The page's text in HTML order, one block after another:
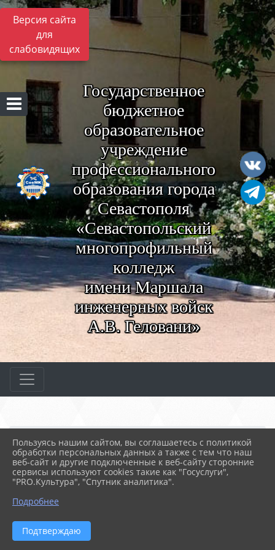
Версия сайта
для
слабовидящих
Государственное
бюджетное
образовательное
учреждение
профессионального
образования города
Севастополя
«Севастопольский
многопрофильный
колледж
имени Маршала
инженерных войск
А.В. Геловани»
Главная МЕРОПРИЯТИЯ
Новости
Профессионалы 2024. На...
01.03.2024 07:11
ПРОФЕССИОНАЛЫ 2024. НАПРАВЛЕНИЕ
"РЕМОНТ И ОБСЛУЖИВАНИЕ ЛЕГКОВЫХ
Пользуясь нашим сайтом, вы соглашаетесь с политикой
обработки персональных данных а также с тем что наш
веб-сайт и другие подключенные к веб-сайту сторонние
сервисы используют cookies такие как "Госуслуги",
"PRO.Культура", "Спутник аналитика".
Подробнее
Подтверждаю